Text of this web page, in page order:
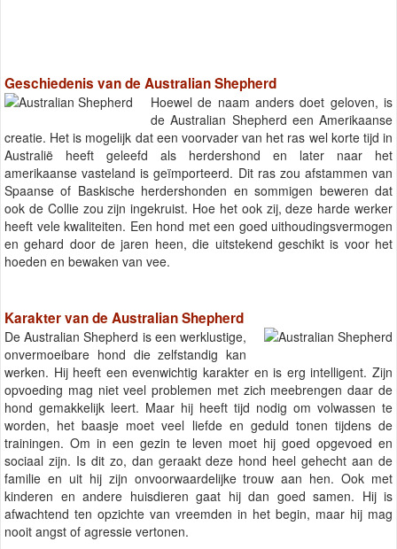
Geschiedenis van de Australian Shepherd
Hoewel de naam anders doet geloven, is
de Australian Shepherd een Amerikaanse
creatie. Het is mogelijk dat een voorvader van het ras wel korte tijd in
Australië heeft geleefd als herdershond en later naar het
amerikaanse vasteland is geïmporteerd. Dit ras zou afstammen van
Spaanse of Baskische herdershonden en sommigen beweren dat
ook de Collie zou zijn ingekruist. Hoe het ook zij, deze harde werker
heeft vele kwaliteiten. Een hond met een goed uithoudingsvermogen
en gehard door de jaren heen, die uitstekend geschikt is voor het
hoeden en bewaken van vee.
Karakter van de Australian Shepherd
De Australian Shepherd is een werklustige,
onvermoeibare hond die zelfstandig kan
werken. Hij heeft een evenwichtig karakter en is erg intelligent. Zijn
opvoeding mag niet veel problemen met zich meebrengen daar de
hond gemakkelijk leert. Maar hij heeft tijd nodig om volwassen te
worden, het baasje moet veel liefde en geduld tonen tijdens de
trainingen. Om in een gezin te leven moet hij goed opgevoed en
sociaal zijn. Is dit zo, dan geraakt deze hond heel gehecht aan de
familie en uit hij zijn onvoorwaardelijke trouw aan hen. Ook met
kinderen en andere huisdieren gaat hij dan goed samen. Hij is
afwachtend ten opzichte van vreemden in het begin, maar hij mag
nooit angst of agressie vertonen.